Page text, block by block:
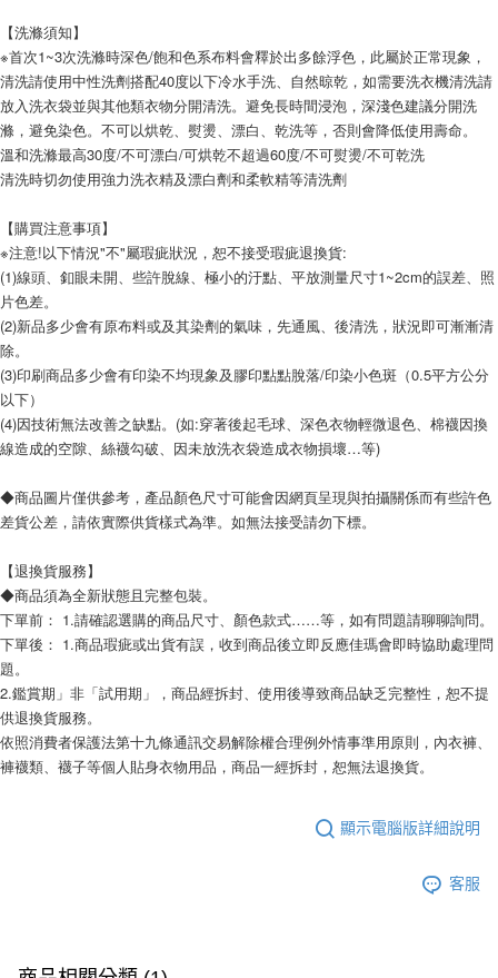
【洗滌須知】
※首次1~3次洗滌時深色/飽和色系布料會釋於出多餘浮色，此屬於正常現象，
清洗請使用中性洗劑搭配40度以下冷水手洗、自然晾乾，如需要洗衣機清洗請
放入洗衣袋並與其他類衣物分開清洗。避免長時間浸泡，深淺色建議分開洗
滌，避免染色。不可以烘乾、熨燙、漂白、乾洗等，否則會降低使用壽命。
溫和洗滌最高30度/不可漂白/可烘乾不超過60度/不可熨燙/不可乾洗
清洗時切勿使用強力洗衣精及漂白劑和柔軟精等清洗劑
【購買注意事項】
※注意!以下情況"不"屬瑕疵狀況，恕不接受瑕疵退換貨:
(1)線頭、釦眼未開、些許脫線、極小的汙點、平放測量尺寸1~2cm的誤差、照
片色差。
(2)新品多少會有原布料或及其染劑的氣味，先通風、後清洗，狀況即可漸漸清
除。
(3)印刷商品多少會有印染不均現象及膠印點點脫落/印染小色斑（0.5平方公分
以下）
(4)因技術無法改善之缺點。(如:穿著後起毛球、深色衣物輕微退色、棉襪因換
線造成的空隙、絲襪勾破、因未放洗衣袋造成衣物損壞…等)
◆商品圖片僅供參考，產品顏色尺寸可能會因網頁呈現與拍攝關係而有些許色
差貨公差，請依實際供貨樣式為準。如無法接受請勿下標。
【退換貨服務】
◆商品須為全新狀態且完整包裝。
下單前： 1.請確認選購的商品尺寸、顏色款式……等，如有問題請聊聊詢問。
下單後： 1.商品瑕疵或出貨有誤，收到商品後立即反應佳瑪會即時協助處理問
題。
2.鑑賞期」非「試用期」，商品經拆封、使用後導致商品缺乏完整性，恕不提
供退換貨服務。
依照消費者保護法第十九條通訊交易解除權合理例外情事準用原則，內衣褲、
褲襪類、襪子等個人貼身衣物用品，商品一經拆封，恕無法退換貨。
顯示電腦版詳細說明
客服